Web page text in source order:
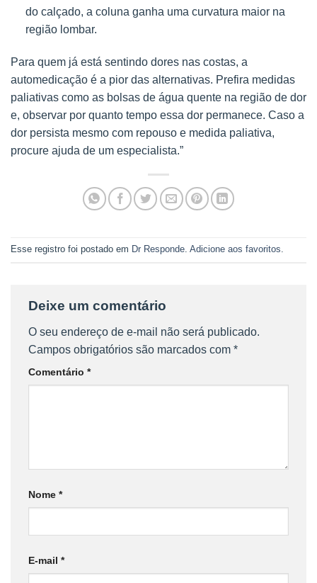
do calçado, a coluna ganha uma curvatura maior na
região lombar.
Para quem já está sentindo dores nas costas, a
automedicação é a pior das alternativas. Prefira medidas
paliativas como as bolsas de água quente na região de dor
e, observar por quanto tempo essa dor permanece. Caso a
dor persista mesmo com repouso e medida paliativa,
procure ajuda de um especialista.”
Esse registro foi postado em Dr Responde. Adicione aos favoritos.
Deixe um comentário
O seu endereço de e-mail não será publicado.
Campos obrigatórios são marcados com *
Comentário *
Nome *
E-mail *